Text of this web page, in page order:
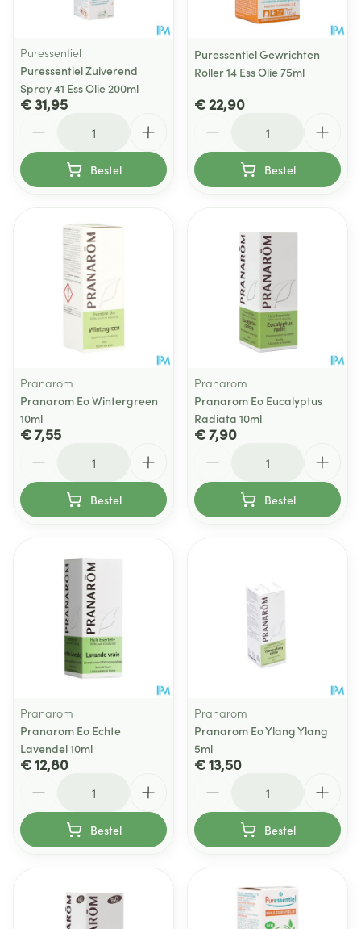
Puressentiel
Puressentiel Zuiverend
Spray 41 Ess Olie 200ml
€ 31,95
Bestel
Puressentiel Gewrichten
Roller 14 Ess Olie 75ml
€ 22,90
Bestel
Pranarom
Pranarom Eo Wintergreen
10ml
€ 7,55
Bestel
Pranarom
Pranarom Eo Eucalyptus
Radiata 10ml
€ 7,90
Bestel
Pranarom
Pranarom Eo Echte
Lavendel 10ml
€ 12,80
Bestel
Pranarom
Pranarom Eo Ylang Ylang
5ml
€ 13,50
Bestel